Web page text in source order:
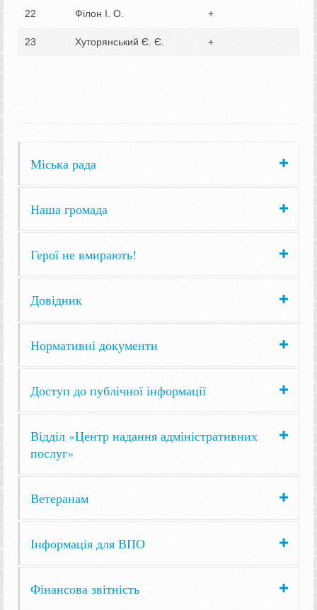
22 Філон І. О. +
23 Хуторянський Є. Є. +
Міська рада
Наша громада
Герої не вмирають!
Довідник
Нормативні документи
Доступ до публічної інформації
Відділ «Центр надання адміністративних
послуг»
Ветеранам
Інформація для ВПО
Фінансова звітність